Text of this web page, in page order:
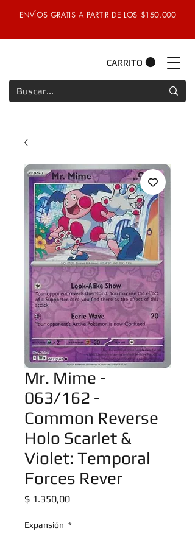
ENVÍOS GRATIS A PARTIR DE LOS $150.000
CARRITO
Mr. Mime -
063/162 -
Common Reverse
Holo Scarlet &
Violet: Temporal
Forces Rever
$ 1.350,00Precio
Expansión *